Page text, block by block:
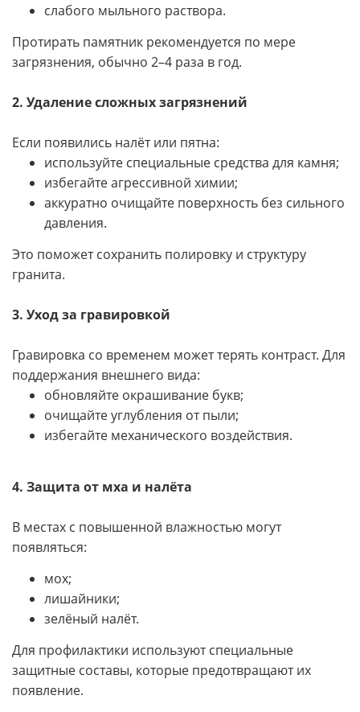
слабого мыльного раствора.
Протирать памятник рекомендуется по мере
загрязнения, обычно 2–4 раза в год.
2. Удаление сложных загрязнений
Если появились налёт или пятна:
используйте специальные средства для камня;
избегайте агрессивной химии;
аккуратно очищайте поверхность без сильного
давления.
Это поможет сохранить полировку и структуру
гранита.
3. Уход за гравировкой
Гравировка со временем может терять контраст. Для
поддержания внешнего вида:
обновляйте окрашивание букв;
очищайте углубления от пыли;
избегайте механического воздействия.
4. Защита от мха и налёта
В местах с повышенной влажностью могут
появляться:
мох;
лишайники;
зелёный налёт.
Для профилактики используют специальные
защитные составы, которые предотвращают их
появление.